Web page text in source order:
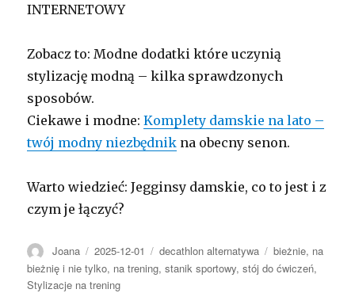
INTERNETOWY
Zobacz to: Modne dodatki które uczynią
stylizację modną – kilka sprawdzonych
sposobów.
Ciekawe i modne:Komplety damskie na lato –
twój modny niezbędnik na obecny senon.
Warto wiedzieć: Jegginsy damskie, co to jest i z
czym je łączyć?
Autor
Joana Opublikowano
2025-12-01 Kategorie
decathlon alternatywa Tagi
bieżnie, na
bieżnię i nie tylko, na trening,stanik sportowy,stój do ćwiczeń,
Stylizacje na trening